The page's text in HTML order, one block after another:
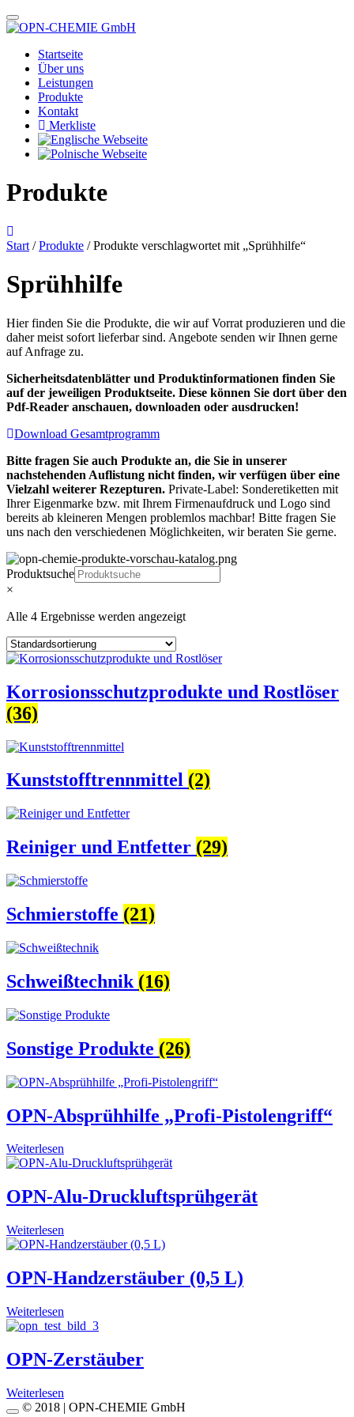
Startseite
Über uns
Leistungen
Produkte
Kontakt
Merkliste
Produkte
Start /Produkte / Produkte verschlagwortet mit „Sprühhilfe“
Sprühhilfe
Hier finden Sie die Produkte, die wir auf Vorrat produzieren und die
daher meist sofort lieferbar sind. Angebote senden wir Ihnen gerne
auf Anfrage zu.
Sicherheitsdatenblätter und Produktinformationen finden Sie
auf der jeweiligen Produktseite. Diese können Sie dort über den
Pdf-Reader anschauen, downloaden oder ausdrucken!
Download Gesamtprogramm
Bitte fragen Sie auch Produkte an, die Sie in unserer
nachstehenden Auflistung nicht finden, wir verfügen über eine
Vielzahl weiterer Rezepturen. Private-Label: Sonderetiketten mit
Ihrer Eigenmarke bzw. mit Ihrem Firmenaufdruck und Logo sind
bereits ab kleineren Mengen problemlos machbar! Bitte fragen Sie
uns nach den verschiedenen Möglichkeiten, wir beraten Sie gerne.
Produktsuche
×
Alle 4 Ergebnisse werden angezeigt
Korrosionsschutzprodukte und Rostlöser
(36)
Kunststofftrennmittel (2)
Reiniger und Entfetter (29)
Schmierstoffe (21)
Schweißtechnik (16)
Sonstige Produkte (26)
OPN-Absprühhilfe „Profi-Pistolengriff“
Weiterlesen
OPN-Alu-Druckluftsprühgerät
Weiterlesen
OPN-Handzerstäuber (0,5 L)
Weiterlesen
OPN-Zerstäuber
Weiterlesen
© 2018 | OPN-CHEMIE GmbH